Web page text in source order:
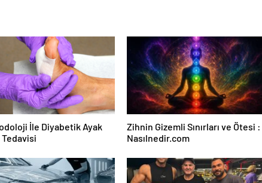
İle Diyabetik Ayak
Tedavisi
Zihnin Gizemli Sınırları ve Ötesi :
Nasılnedir.com